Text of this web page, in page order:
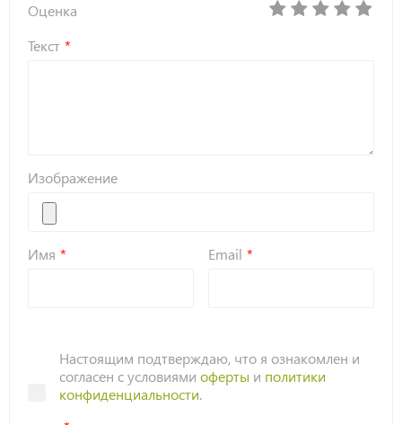
Оценка
Текст
Изображение
Имя Email
Настоящим подтверждаю, что я ознакомлен и
согласен с условиями оферты и политики
конфиденциальности.